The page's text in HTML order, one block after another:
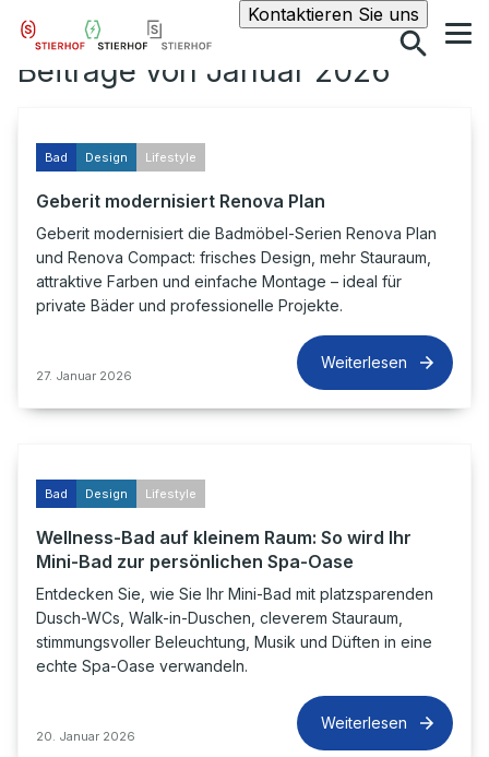
Kontaktieren Sie unsSuche
Beiträge von Januar 2026
Bad Design Lifestyle
Geberit modernisiert Renova Plan
Geberit modernisiert die Badmöbel-Serien Renova Plan
und Renova Compact: frisches Design, mehr Stauraum,
attraktive Farben und einfache Montage – ideal für
private Bäder und professionelle Projekte.
27. Januar 2026
Weiterlesen
Bad Design Lifestyle
Wellness-Bad auf kleinem Raum: So wird Ihr
Mini-Bad zur persönlichen Spa-Oase
Entdecken Sie, wie Sie Ihr Mini-Bad mit platzsparenden
Dusch-WCs, Walk-in-Duschen, cleverem Stauraum,
stimmungsvoller Beleuchtung, Musik und Düften in eine
echte Spa-Oase verwandeln.
20. Januar 2026
Weiterlesen